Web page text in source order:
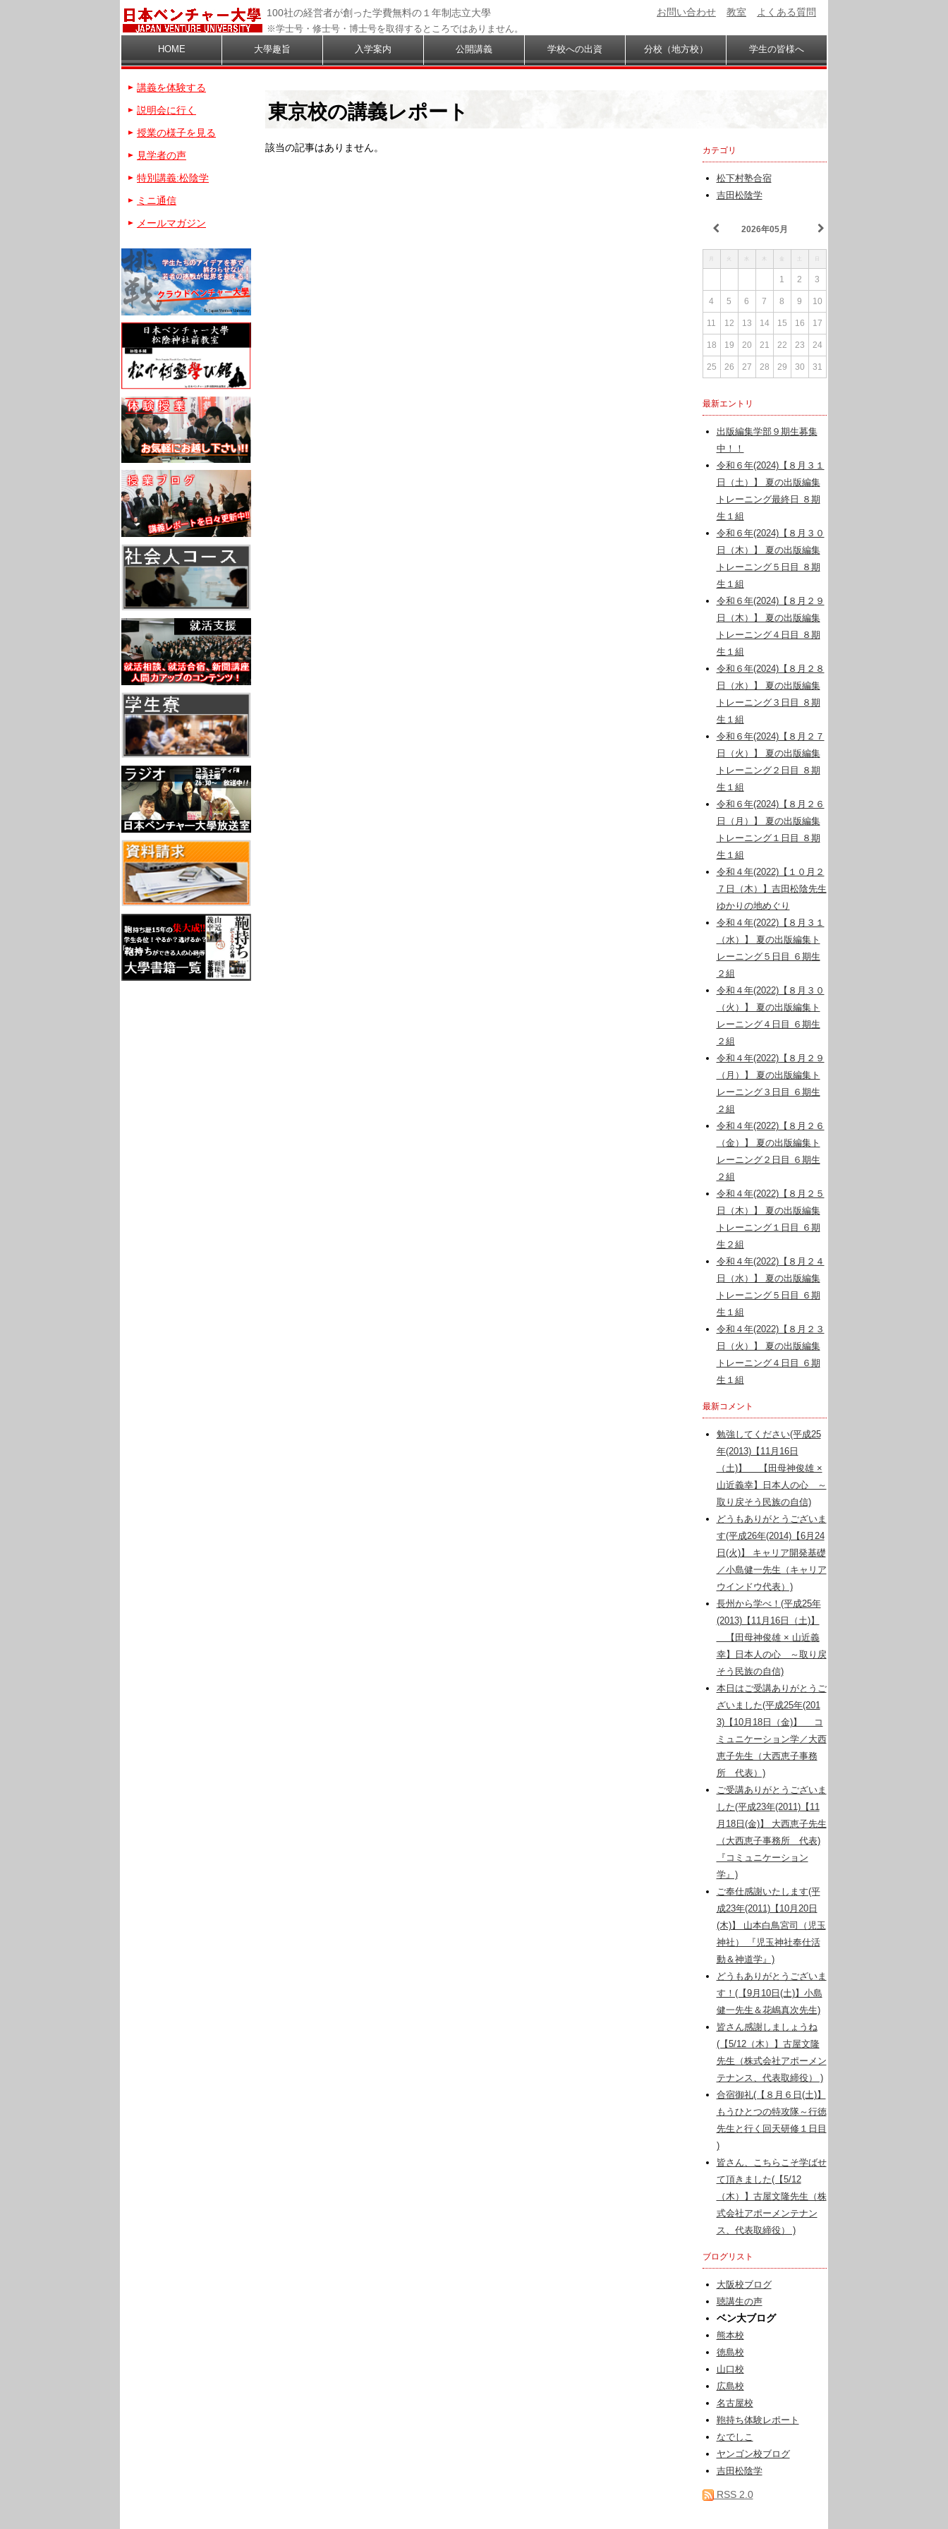
100社の経営者が創った学費無料の１年制志立大學
※学士号・修士号・博士号を取得するところではありません。
お問い合わせ 教室 よくある質問
HOME 大學趣旨 入学案内 公開講義 学校への出資 分校（地方校） 学生の皆様へ
東京校の講義レポート
該当の記事はありません。 カテゴリ
松下村塾合宿
吉田松陰学
2026年05月
1 2 3
4 5 6 7 8 9 10
11 12 13 14 15 16 17
18 19 20 21 22 23 24
25 26 27 28 29 30 31
最新エントリ
出版編集学部９期生募集
中！！
令和６年(2024)【８月３１
日（土）】 夏の出版編集
トレーニング最終日 ８期
生１組
令和６年(2024)【８月３０
日（木）】 夏の出版編集
トレーニング５日目 ８期
生１組
令和６年(2024)【８月２９
日（木）】 夏の出版編集
トレーニング４日目 ８期
生１組
令和６年(2024)【８月２８
日（水）】 夏の出版編集
トレーニング３日目 ８期
生１組
令和６年(2024)【８月２７
日（火）】 夏の出版編集
トレーニング２日目 ８期
生１組
令和６年(2024)【８月２６
日（月）】 夏の出版編集
トレーニング１日目 ８期
生１組
令和４年(2022)【１０月２
７日（木）】吉田松陰先生
ゆかりの地めぐり
令和４年(2022)【８月３１
（水）】 夏の出版編集ト
レーニング５日目 ６期生
２組
令和４年(2022)【８月３０
（火）】 夏の出版編集ト
レーニング４日目 ６期生
２組
令和４年(2022)【８月２９
（月）】 夏の出版編集ト
レーニング３日目 ６期生
２組
令和４年(2022)【８月２６
（金）】 夏の出版編集ト
レーニング２日目 ６期生
２組
令和４年(2022)【８月２５
日（木）】 夏の出版編集
トレーニング１日目 ６期
生２組
令和４年(2022)【８月２４
日（水）】 夏の出版編集
トレーニング５日目 ６期
生１組
令和４年(2022)【８月２３
日（火）】 夏の出版編集
トレーニング４日目 ６期
生１組
最新コメント
勉強してください(平成25
年(2013)【11月16日
（土)】 【田母神俊雄 ×
山近義幸】日本人の心 ～
取り戻そう民族の自信)
どうもありがとうございま
す(平成26年(2014)【6月24
日(火)】 キャリア開発基礎
／小島健一先生（キャリア
ウインドウ代表）)
長州から学べ！(平成25年
(2013)【11月16日（土)】
【田母神俊雄 × 山近義
幸】日本人の心 ～取り戻
そう民族の自信)
本日はご受講ありがとうご
ざいました(平成25年(201
3)【10月18日（金)】 コ
ミュニケーション学／大西
恵子先生（大西恵子事務
所 代表）)
ご受講ありがとうございま
した(平成23年(2011)【11
月18日(金)】 大西恵子先生
（大西恵子事務所 代表)
『コミュニケーション
学』)
ご奉仕感謝いたします(平
成23年(2011)【10月20日
(木)】 山本白鳥宮司（児玉
神社） 『児玉神社奉仕活
動＆神道学』)
どうもありがとうございま
す！(【9月10日(土)】小島
健一先生＆花嶋真次先生)
皆さん感謝しましょうね
(【5/12（木）】古屋文隆
先生（株式会社アポーメン
テナンス、代表取締役） )
合宿御礼(【８月６日(土)】
もうひとつの特攻隊～行徳
先生と行く回天研修１日目
)
皆さん、こちらこそ学ばせ
て頂きました(【5/12
（木）】古屋文隆先生（株
式会社アポーメンテナン
ス、代表取締役） )
ブログリスト
大阪校ブログ
聴講生の声
ベン大ブログ
熊本校
徳島校
山口校
広島校
名古屋校
鞄持ち体験レポート
なでしこ
ヤンゴン校ブログ
吉田松陰学
RSS 2.0
講義を体験する
説明会に行く
授業の様子を見る
見学者の声
特別講義:松陰学
ミニ通信
メールマガジン